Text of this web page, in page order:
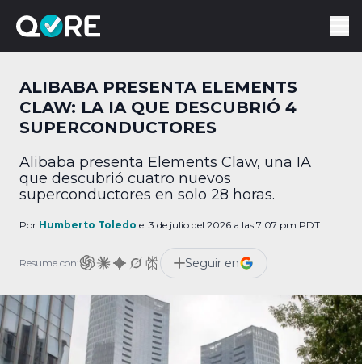
ALIBABA PRESENTA ELEMENTS
CLAW: LA IA QUE DESCUBRIÓ 4
SUPERCONDUCTORES
Alibaba presenta Elements Claw, una IA
que descubrió cuatro nuevos
superconductores en solo 28 horas.
Por Humberto Toledo el 3 de julio del 2026 a las 7:07 pm PDT
Resume con: Seguir en